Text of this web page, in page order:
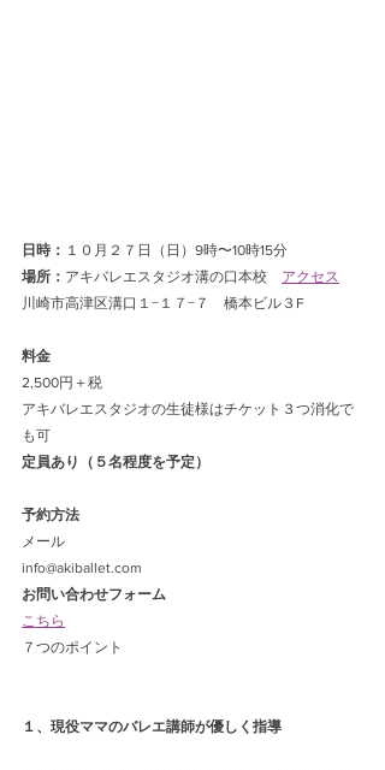
日時： １０月２７日（日）9時〜10時15分
場所： アキバレエスタジオ溝の口本校 アクセス
川崎市高津区溝口１−１７−７　橋本ビル３F
料金
2,500円＋税
アキバレエスタジオの生徒様はチケット３つ消化で
も可
定員あり（５名程度を予定）
予約方法
メール
info@akiballet.com
お問い合わせフォーム
こちら
７つのポイント
１、現役ママのバレエ講師が優しく指導